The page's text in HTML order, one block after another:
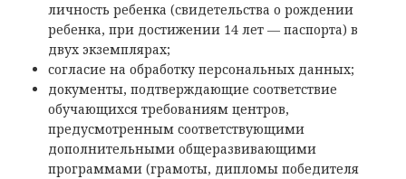
личность ребенка (свидетельства о рождении
ребенка, при достижении 14 лет — паспорта) в
двух экземплярах;
согласие на обработку персональных данных;
документы, подтверждающие соответствие
обучающихся требованиям центров,
предусмотренным соответствующими
дополнительными общеразвивающими
программами (грамоты, дипломы победителя